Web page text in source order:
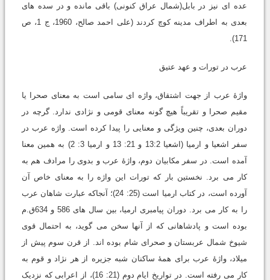
عده ای نیز در بابل(شمال عراق کنونی) باقی مانده و در سده های
بعدی به اطراف مدینه کوچ کردند (علی احمد صالح، 1960، ج 1، ص
171).
عرب در تورات و عهد عتیق
واژۀ عرب از جهت اشتقاق، واژه ای سامی است به معنای صحرا یا
مقیم صحرا و تقریباً هیچ گونه معنای قومی و نژادی ندارد. گرچه در
دوران بعدی، چنین ویژگی و معنایی را پیدا کرده است. واژه عرب در
سفر اشعیا و ارمیا (اشعیا 13:2 و 21: 13 و ارمیا 3: 2) به همین معنا
آمده است. در سفر مکابیان دوم، واژۀ عرب و بدوی را مرادف هم به
کار می برد. نخستین بار که تورات این واژه را به معنای خاص آن
آورده است، در کتاب ارمیا است (25: 24)؛ آنجاکه عبارت شاهان عرب
را به کار می برد. دوران پیامبری ارمیا، بین سال های 586 و 634ق.م
بوده است و پادشاهانی که از آنها سخن می گوید، به احتمال قوی
شیوخ شمال عربستان و صحرای شام بوده اند. از قرن سوم پیش از
میلاد، واژۀ عرب برای همۀ ساکنان شبه جزیره از هر نژاد و قوم به
کار می رفته است. در تواریخ ایام دوم (21: 16)، از اعرابی که نزدیک